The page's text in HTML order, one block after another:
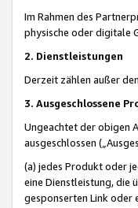
Im Rahmen des
physische oder digitale
2. Dienstleistungen
Derzeit zählen außer
3. Ausgeschlossene
Ungeachtet der obigen
ausgeschlossen
(a) jedes Produkt oder
eine Dienstleistung, die
gesponserten Link oder